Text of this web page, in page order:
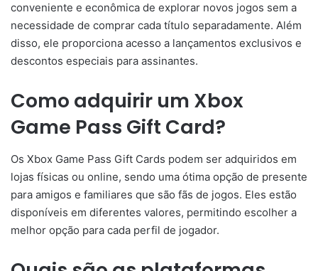
conveniente e econômica de explorar novos jogos sem a
necessidade de comprar cada título separadamente. Além
disso, ele proporciona acesso a lançamentos exclusivos e
descontos especiais para assinantes.
Como adquirir um Xbox
Game Pass Gift Card?
Os Xbox Game Pass Gift Cards podem ser adquiridos em
lojas físicas ou online, sendo uma ótima opção de presente
para amigos e familiares que são fãs de jogos. Eles estão
disponíveis em diferentes valores, permitindo escolher a
melhor opção para cada perfil de jogador.